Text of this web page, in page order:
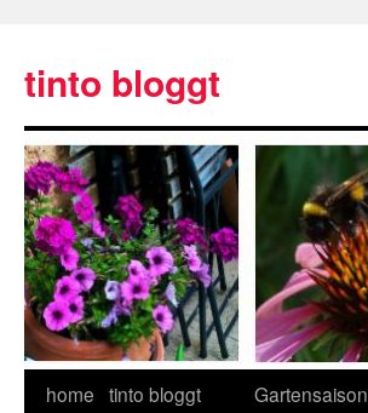
tinto bloggt
home tinto bloggt
Gartensaison